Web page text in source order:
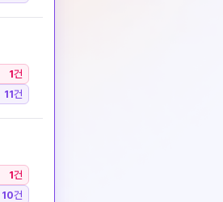
1건
11건
1건
10건